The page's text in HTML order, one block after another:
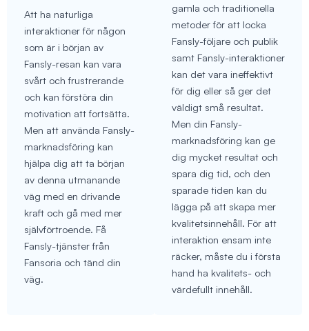
Att ha naturliga
interaktioner för någon
som är i början av
Fansly-resan kan vara
svårt och frustrerande
och kan förstöra din
motivation att fortsätta.
Men att använda Fansly-
marknadsföring kan
hjälpa dig att ta början
av denna utmanande
väg med en drivande
kraft och gå med mer
självförtroende. Få
Fansly-tjänster från
Fansoria och tänd din
väg.
gamla och traditionella
metoder för att locka
Fansly-följare och publik
samt Fansly-interaktioner
kan det vara ineffektivt
för dig eller så ger det
väldigt små resultat.
Men din Fansly-
marknadsföring kan ge
dig mycket resultat och
spara dig tid, och den
sparade tiden kan du
lägga på att skapa mer
kvalitetsinnehåll. För att
interaktion ensam inte
räcker, måste du i första
hand ha kvalitets- och
värdefullt innehåll.